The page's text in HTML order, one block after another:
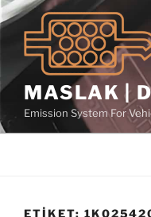
İçeriğe
geç
MASLAK |
Emission System For
ETIKET: